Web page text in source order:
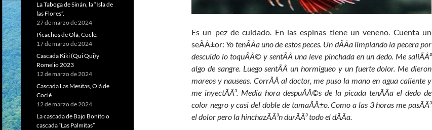
Es un pez de cuidado. En las espinas tiene un veneno. Cuenta un
seÃÂ±or: Yo tenÃÂ­a uno de estos peces. Un dÃÂ­a limpiando la pecera por
descuido lo toquÃÂ© y sentÃÂ­ una leve pinchada en un dedo. Me saliÃÂ³
algo de sangre. Luego sentÃÂ­ un hormigueo y un fuerte dolor. Me dieron
mareos y nauseas. CorrÃÂ­ al doctor, me puso la mano en agua caliente y
me inyectÃÂ³. Media hora despuÃÂ©s de la picada tenÃÂ­a el dedo de
color negro y casi del doble de tamaÃÂ±o. Como a las 3 horas me pasÃÂ³
el dolor pero la hinchazÃÂ³n durÃÂ³ todo el dÃÂ­a.
La Taboga de Sinán, la “Isla de
las Flores”.
27 de marzo de 2024
Picachos de Olá, Coclé.
17 de marzo de 2024
Cascada Kiki (Qui Qui)y
Romelio 2023
12 de marzo de 2024
Cascada Las Mesitas, Olá de
Coclé
12 de marzo de 2024
La cascada de Bajo Bonito o
cascada “Las Palmitas”